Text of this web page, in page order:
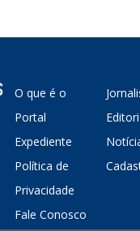
O que é o
Portal
Expediente
Política de
Privacidade
Fale Conosco